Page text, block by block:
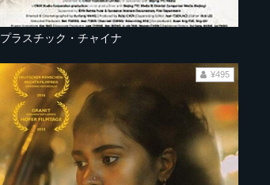
プラスチック・チャイナ
¥495